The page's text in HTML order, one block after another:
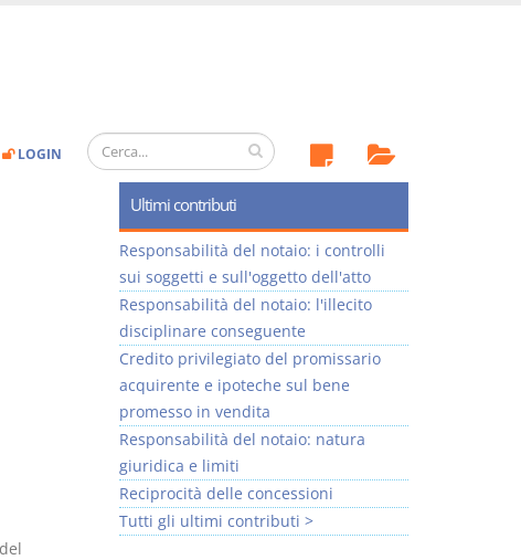
LOGIN
Ultimi contributi
Responsabilità del notaio: i controlli
sui soggetti e sull'oggetto dell'atto
Responsabilità del notaio: l'illecito
disciplinare conseguente
Credito privilegiato del promissario
acquirente e ipoteche sul bene
promesso in vendita
Responsabilità del notaio: natura
giuridica e limiti
Reciprocità delle concessioni
Tutti gli ultimi contributi >